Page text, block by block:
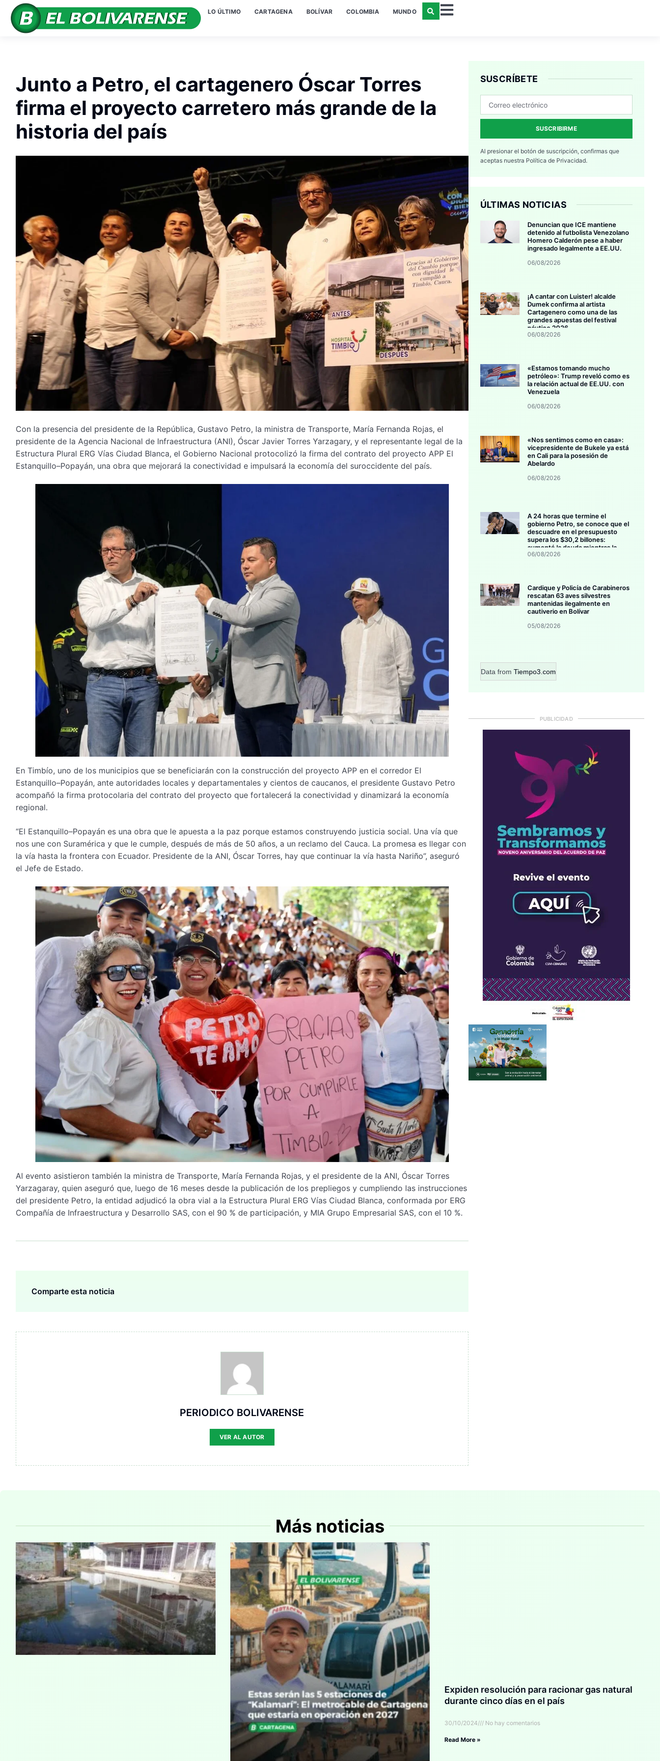
LO ÚLTIMO CARTAGENA BOLÍVAR COLOMBIA MUNDO
Junto a Petro, el cartagenero Óscar Torres
firma el proyecto carretero más grande de la
historia del país
Con la presencia del presidente de la República, Gustavo Petro, la ministra de Transporte, María Fernanda Rojas, el
presidente de la Agencia Nacional de Infraestructura (ANI), Óscar Javier Torres Yarzagary, y el representante legal de la
Estructura Plural ERG Vías Ciudad Blanca, el Gobierno Nacional protocolizó la firma del contrato del proyecto APP El
Estanquillo–Popayán, una obra que mejorará la conectividad e impulsará la economía del suroccidente del país.
En Timbío, uno de los municipios que se beneficiarán con la construcción del proyecto APP en el corredor El
Estanquillo–Popayán, ante autoridades locales y departamentales y cientos de caucanos, el presidente Gustavo Petro
acompañó la firma protocolaria del contrato del proyecto que fortalecerá la conectividad y dinamizará la economía
regional.
“El Estanquillo–Popayán es una obra que le apuesta a la paz porque estamos construyendo justicia social. Una vía que
nos une con Suramérica y que le cumple, después de más de 50 años, a un reclamo del Cauca. La promesa es llegar con
la vía hasta la frontera con Ecuador. Presidente de la ANI, Óscar Torres, hay que continuar la vía hasta Nariño”, aseguró
el Jefe de Estado.
Al evento asistieron también la ministra de Transporte, María Fernanda Rojas, y el presidente de la ANI, Óscar Torres
Yarzagaray, quien aseguró que, luego de 16 meses desde la publicación de los prepliegos y cumpliendo las instrucciones
del presidente Petro, la entidad adjudicó la obra vial a la Estructura Plural ERG Vías Ciudad Blanca, conformada por ERG
Compañía de Infraestructura y Desarrollo SAS, con el 90 % de participación, y MIA Grupo Empresarial SAS, con el 10 %.
Comparte esta noticia
PERIODICO BOLIVARENSE
VER AL AUTOR
SUSCRÍBETE
SUSCRIBIRME
Al presionar el botón de suscripción, confirmas que
aceptas nuestra Política de Privacidad.
ÚLTIMAS NOTICIAS
Denuncian que ICE mantiene
detenido al futbolista Venezolano
Homero Calderón pese a haber
ingresado legalmente a EE.UU.
06/08/2026
¡A cantar con Luister! alcalde
Dumek confirma al artista
Cartagenero como una de las
grandes apuestas del festival
náutico 2026
06/08/2026
«Estamos tomando mucho
petróleo»: Trump reveló como es
la relación actual de EE.UU. con
Venezuela
06/08/2026
«Nos sentimos como en casa»:
vicepresidente de Bukele ya está
en Cali para la posesión de
Abelardo
06/08/2026
A 24 horas que termine el
gobierno Petro, se conoce que el
descuadre en el presupuesto
supera los $30,2 billones:
aumentó la deuda mientras la
inversión se estanca
06/08/2026
Cardique y Policía de Carabineros
rescatan 63 aves silvestres
mantenidas ilegalmente en
cautiverio en Bolívar
05/08/2026
Data from Tiempo3.com
PUBLICIDAD
Más noticias
Expiden resolución para racionar gas natural
durante cinco días en el país
30/10/2024 No hay comentarios
Read More »